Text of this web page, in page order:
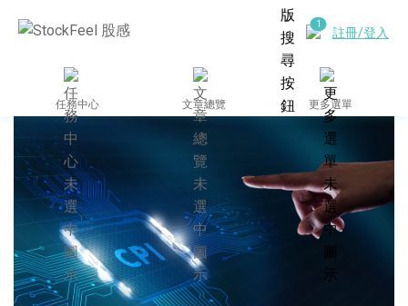
註冊/登入
任務中心 文章總覽 更多選單